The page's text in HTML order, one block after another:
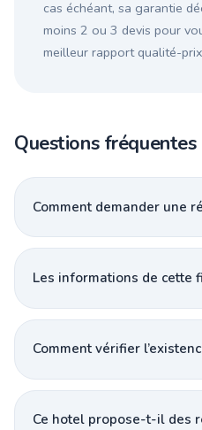
cas échéant, sa garantie
moins 2 ou 3 devis pour
meilleur rapport qualité-
Questions fréquentes
Comment demander une
Les informations de cette
Comment vérifier
Ce hotel propose-t-il des